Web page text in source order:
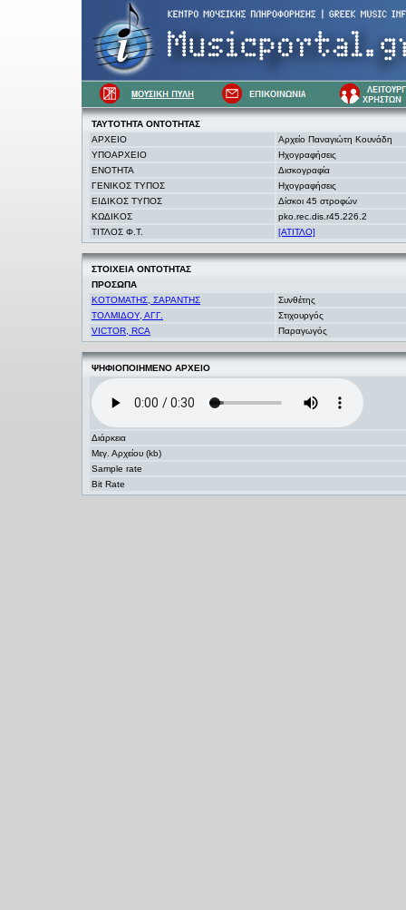
ΤΑΥΤΟΤΗΤΑ ΟΝΤΟΤΗΤΑΣ
ΑΡΧΕΙΟ
Αρχείο Παναγιώτη Κουνάδη
ΥΠΟΑΡΧΕΙΟ
Ηχογραφήσεις
ΕΝΟΤΗΤΑ
Δισκογραφία
ΓΕΝΙΚΟΣ ΤΥΠΟΣ
Ηχογραφήσεις
ΕΙΔΙΚΟΣ ΤΥΠΟΣ
Δίσκοι 45 στροφών
ΚΩΔΙΚΟΣ
pko.rec.dis.r45.226.2
ΤΙΤΛΟΣ Φ.Τ.
[ΑΤΙΤΛΟ]
ΣΤΟΙΧΕΙΑ ΟΝΤΟΤΗΤΑΣ
ΠΡΟΣΩΠΑ
ΚΟΤΟΜΑΤΗΣ, ΣΑΡΑΝΤΗΣ
Συνθέτης
ΤΟΛΜΙΔΟΥ, ΑΓΓ.
Στιχουργός
VICTOR, RCA
Παραγωγός
ΨΗΦΙΟΠΟΙΗΜΕΝΟ ΑΡΧΕΙΟ
Διάρκεια
Μεγ. Αρχείου (kb)
Sample rate
Bit Rate